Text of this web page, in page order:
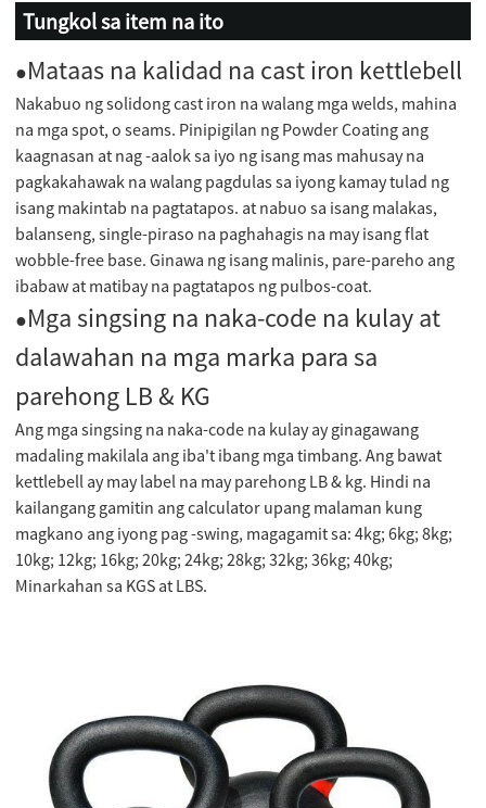
Tungkol sa item na ito
●Mataas na kalidad na cast iron kettlebell
Nakabuo ng solidong cast iron na walang mga welds, mahina
na mga spot, o seams. Pinipigilan ng Powder Coating ang
kaagnasan at nag -aalok sa iyo ng isang mas mahusay na
pagkakahawak na walang pagdulas sa iyong kamay tulad ng
isang makintab na pagtatapos. at nabuo sa isang malakas,
balanseng, single-piraso na paghahagis na may isang flat
wobble-free base. Ginawa ng isang malinis, pare-pareho ang
ibabaw at matibay na pagtatapos ng pulbos-coat.
●Mga singsing na naka-code na kulay at
dalawahan na mga marka para sa
parehong LB & KG
Ang mga singsing na naka-code na kulay ay ginagawang
madaling makilala ang iba't ibang mga timbang. Ang bawat
kettlebell ay may label na may parehong LB & kg. Hindi na
kailangang gamitin ang calculator upang malaman kung
magkano ang iyong pag -swing, magagamit sa: 4kg; 6kg; 8kg;
10kg; 12kg; 16kg; 20kg; 24kg; 28kg; 32kg; 36kg; 40kg;
Minarkahan sa KGS at LBS.